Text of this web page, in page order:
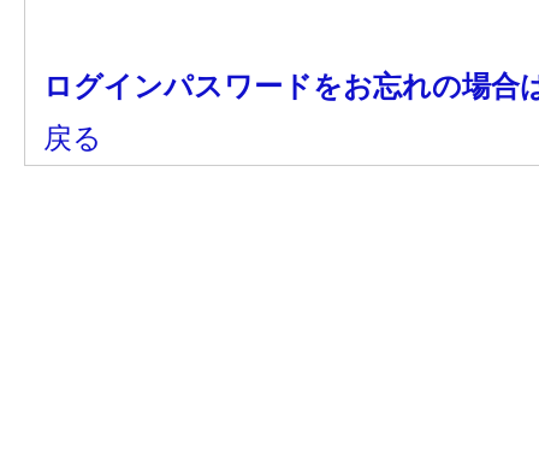
ログインパスワードをお忘れの場合
戻る